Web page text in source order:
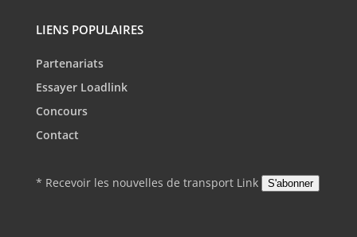
LIENS POPULAIRES
Partenariats
Essayer Loadlink
Concours
Contact
* Recevoir les nouvelles de transport Link S'abonner